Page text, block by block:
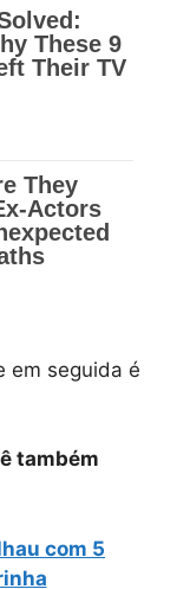
em seguida é
também
com 5